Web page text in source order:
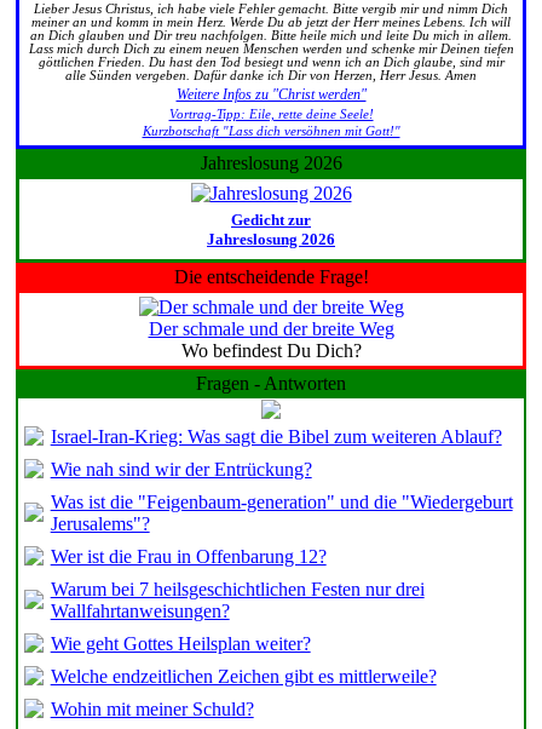
Lieber Jesus Christus, ich habe viele Fehler gemacht. Bitte vergib mir und nimm Dich
meiner an und komm in mein Herz. Werde Du ab jetzt der Herr meines Lebens. Ich will
an Dich glauben und Dir treu nachfolgen. Bitte heile mich und leite Du mich in allem.
Lass mich durch Dich zu einem neuen Menschen werden und schenke mir Deinen tiefen
göttlichen Frieden. Du hast den Tod besiegt und wenn ich an Dich glaube, sind mir
alle Sünden vergeben. Dafür danke ich Dir von Herzen, Herr Jesus. Amen
Weitere Infos zu "Christ werden"
Vortrag-Tipp: Eile, rette deine Seele!
Kurzbotschaft "Lass dich versöhnen mit Gott!"
Jahreslosung 2026
Gedicht zur
Jahreslosung 2026
Die entscheidende Frage!
Der schmale und der breite Weg
Wo befindest Du Dich?
Fragen - Antworten
Israel-Iran-Krieg: Was sagt die Bibel zum weiteren Ablauf?
Wie nah sind wir der Entrückung?
Was ist die "Feigenbaum-generation" und die "Wiedergeburt
Jerusalems"?
Wer ist die Frau in Offenbarung 12?
Warum bei 7 heilsgeschichtlichen Festen nur drei
Wallfahrtanweisungen?
Wie geht Gottes Heilsplan weiter?
Welche endzeitlichen Zeichen gibt es mittlerweile?
Wohin mit meiner Schuld?